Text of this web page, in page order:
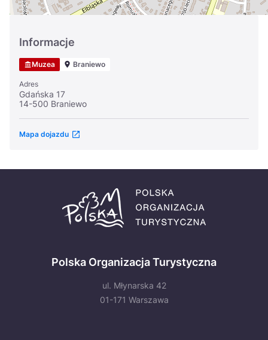
Informacje
Muzea Braniewo
Adres
Gdańska 17
14-500 Braniewo
Mapa dojazdu
Polska Organizacja Turystyczna
ul. Młynarska 42
01-171 Warszawa